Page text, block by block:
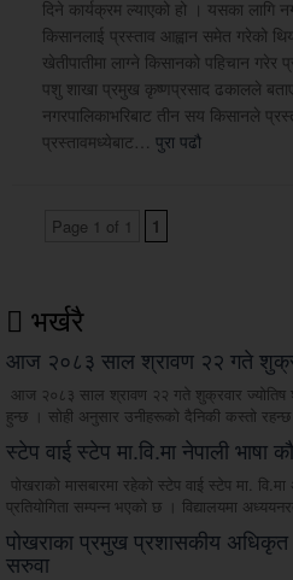
दिने कार्यक्रम ल्याएको हो । यसका लागि
किसानलाई प्रस्ताव आह्वान समेत गरेको
खेतीपातीमा लाग्ने किसानको पहिचान गरेर
पशु शाखा प्रमुख कृष्णप्रसाद ढकालले
नगरपालिकाभरिबाट तीन सय किसानले
प्रस्तावमध्येबाट… पुरा पढौ
Page 1 of 1 1
भर्खरै
आज २०८३ साल श्रावण २२ गते
आज २०८३ साल श्रावण २२ गते शुक्रवार ज्योतिष
हुन्छ । सोही अनुसार उनीहरूको दैनिकी कस्तो रहन्छ
स्टेप वाई स्टेप मा.वि.मा नेपाली भाषा
पोखराको मासबारमा रहेको स्टेप वाई स्टेप मा.
प्रतियोगिता सम्पन्न भएको छ । विद्यालयमा
पोखराका प्रमुख प्रशासकीय अधिकृत
सरुवा